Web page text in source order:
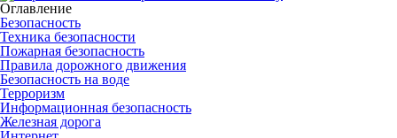
Оглавление
Безопасность
Техника безопасности
Пожарная безопасность
Правила дорожного движения
Безопасность на воде
Терроризм
Информационная безопасность
Железная дорога